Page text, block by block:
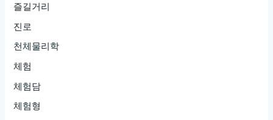
즐길거리
진로
천체물리학
체험
체험담
체험형